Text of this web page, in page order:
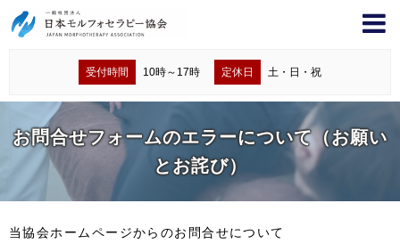
受付時間 10時～17時 定休日 土・日・祝
お問合せフォームのエラーについて（お願い
とお詫び）
当協会ホームページからのお問合せについて